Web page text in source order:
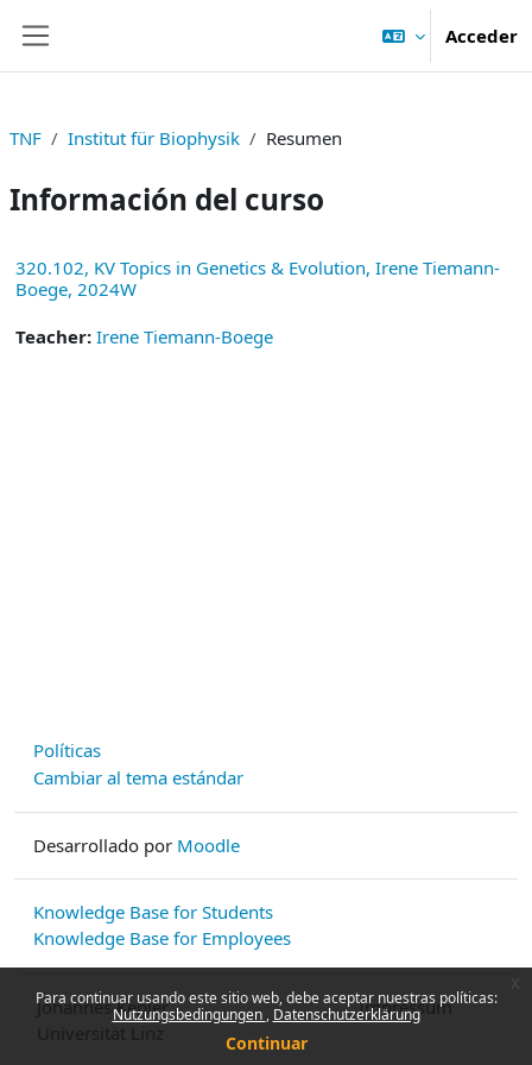
Para continuar usando este sitio web, debe aceptar nuestras políticas:
Nutzungsbedingungen Datenschutzerklärung
Continuar
Acceder
TNF Institut für Biophysik Resumen
Información del curso
320.102, KV Topics in Genetics & Evolution, Irene Tiemann-
Boege, 2024W
Teacher: Irene Tiemann-Boege
Políticas
Cambiar al tema estándar
Desarrollado por Moodle
Knowledge Base for Students
Knowledge Base for Employees
Johannes Kepler
Impressum